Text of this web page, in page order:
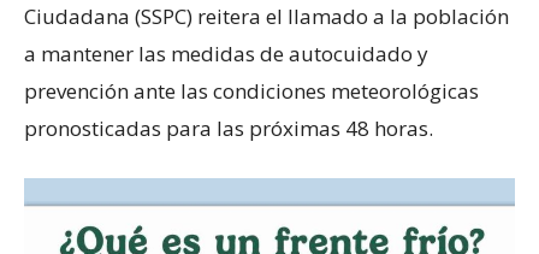
Ciudadana (SSPC) reitera el llamado a la población
a mantener las medidas de autocuidado y
prevención ante las condiciones meteorológicas
pronosticadas para las próximas 48 horas.